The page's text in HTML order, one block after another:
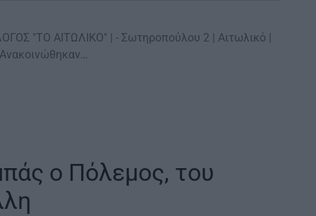
"ΤΟ ΑΙΤΩΛΙΚO" | - Σωτηροπούλου 2 | Αιτωλικό |
ο Πόλεμος, του